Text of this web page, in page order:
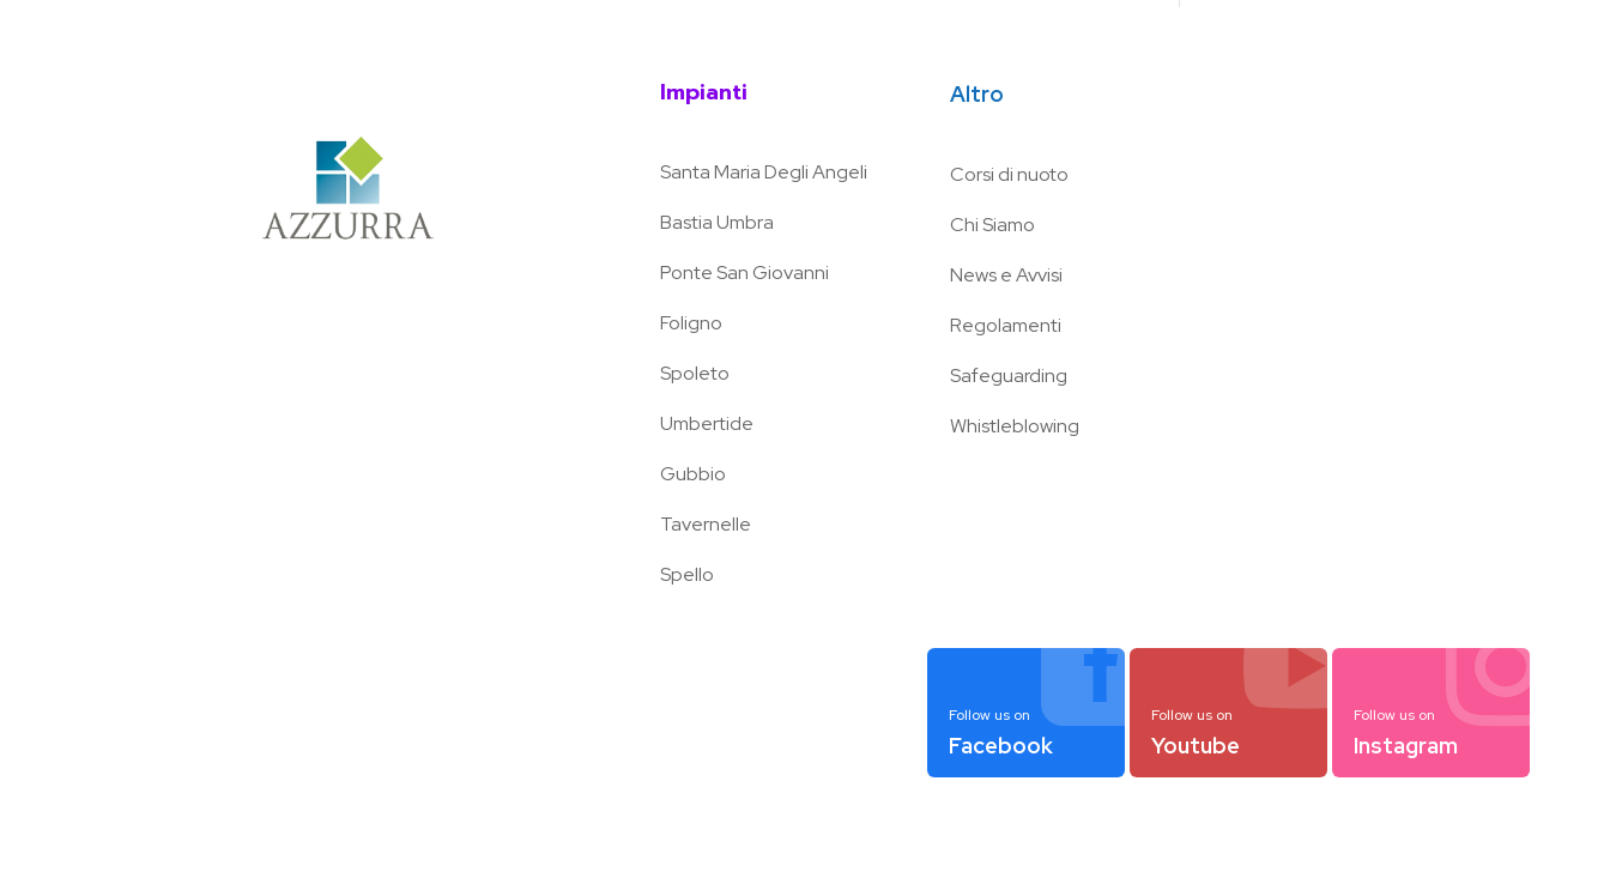
Impianti
Santa Maria Degli Angeli
Bastia Umbra
Ponte San Giovanni
Foligno
Spoleto
Umbertide
Gubbio
Tavernelle
Spello
Altro
Corsi di nuoto
Chi Siamo
News e Avvisi
Regolamenti
Safeguarding
Whistleblowing

Follow us on
Facebook

Follow us on
Youtube

Follow us on
Instagram